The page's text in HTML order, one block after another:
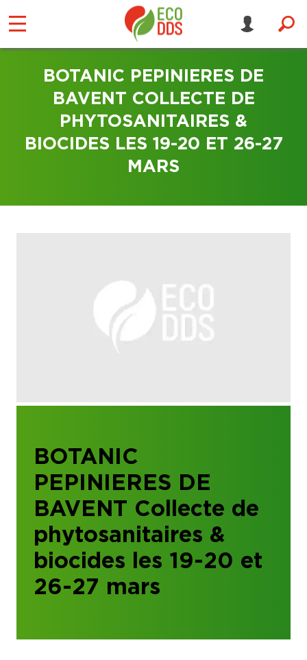
BOTANIC PEPINIERES DE
BAVENT COLLECTE DE
PHYTOSANITAIRES &
BIOCIDES LES 19-20 ET 26-27
MARS
BOTANIC
PEPINIERES DE
BAVENT Collecte de
phytosanitaires &
biocides les 19-20 et
26-27 mars